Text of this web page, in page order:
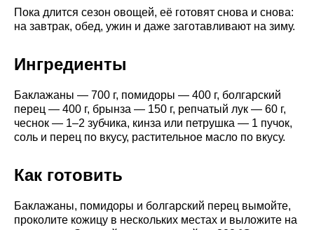
Пока длится сезон овощей, её готовят снова и снова:
на завтрак, обед, ужин и даже заготавливают на зиму.
Ингредиенты
Баклажаны — 700 г, помидоры — 400 г, болгарский
перец — 400 г, брынза — 150 г, репчатый лук — 60 г,
чеснок — 1–2 зубчика, кинза или петрушка — 1 пучок,
соль и перец по вкусу, растительное масло по вкусу.
Как готовить
Баклажаны, помидоры и болгарский перец вымойте,
проколите кожицу в нескольких местах и выложите на